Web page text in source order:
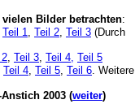
vielen Bilder betrachten:
Teil 1, Teil 2, Teil 3 (Durch
, Teil 3, Teil 4, Teil 5
Teil 4, Teil 5, Teil 6. Weitere
2003 (weiter)